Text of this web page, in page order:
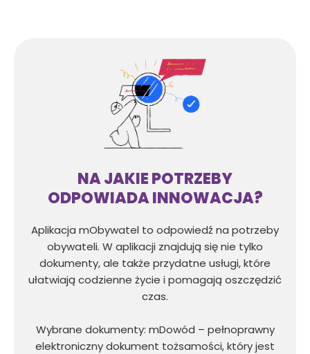
NA JAKIE POTRZEBY
ODPOWIADA INNOWACJA?
Aplikacja mObywatel to odpowiedź na potrzeby
obywateli. W aplikacji znajdują się nie tylko
dokumenty, ale także przydatne usługi, które
ułatwiają codzienne życie i pomagają oszczędzić
czas.
Wybrane dokumenty: mDowód – pełnoprawny
elektroniczny dokument tożsamości, który jest